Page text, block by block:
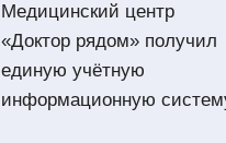
Медицинский центр
«Доктор рядом» получил
единую учётную
информационную